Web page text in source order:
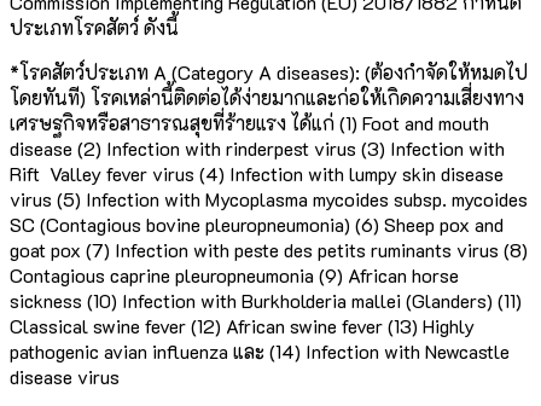
ประเภทโรคสัตว์ ดังนี้
*โรคสัตว์ประเภท A (Category A diseases): (ต้องกำจัดให้หมดไป
โดยทันที) โรคเหล่านี้ติดต่อได้ง่ายมากและก่อให้เกิดความเสี่ยงทาง
เศรษฐกิจหรือสาธารณสุขที่ร้ายแรง ได้แก่ (1) Foot and mouth
disease (2) Infection with rinderpest virus (3) Infection with
Rift Valley fever virus (4) Infection with lumpy skin disease
virus (5) Infection with Mycoplasma mycoides subsp. mycoides
SC (Contagious bovine pleuropneumonia) (6) Sheep pox and
goat pox (7) Infection with peste des petits ruminants virus (8)
Contagious caprine pleuropneumonia (9) African horse
sickness (10) Infection with Burkholderia mallei (Glanders) (11)
Classical swine fever (12) African swine fever (13) Highly
pathogenic avian influenza และ (14) Infection with Newcastle
disease virus